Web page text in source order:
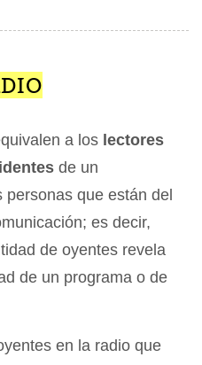
a los lectores
de un
personas que están del
es decir,
de oyentes revela
de un programa o de
en la radio que